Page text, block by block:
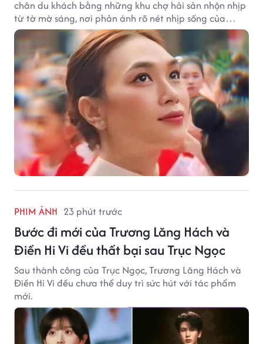
chân du khách bằng những khu chợ hải sản nhộn nhịp
từ tờ mờ sáng, nơi phản ánh rõ nét nhịp sống của
thành phố biển.
PHIM ẢNH 23 phút trước
Bước đi mới của Trương Lăng Hách và
Điền Hi Vi đều thất bại sau Trục Ngọc
Sau thành công của Trục Ngọc, Trương Lăng Hách và
Điền Hi Vi đều chưa thể duy trì sức hút với tác phẩm
mới.